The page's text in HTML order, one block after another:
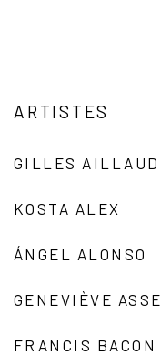
ARTISTES
GILLES AILLAUD
KOSTA ALEX
ÁNGEL ALONSO
GENEVIÈVE ASSE
FRANCIS BACON